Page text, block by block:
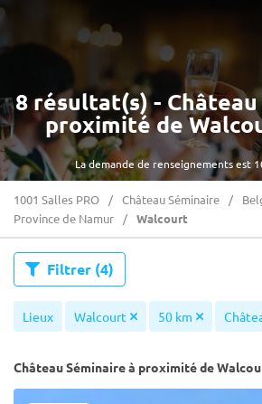
La demande de renseignements est
8 résultat(s) -
proximité de
1001 Salles PRO Château Séminaire
Province de Namur
Walcourt
Filtrer (4)
Lieux Walcourt 50 km
Château Séminaire à proximité de